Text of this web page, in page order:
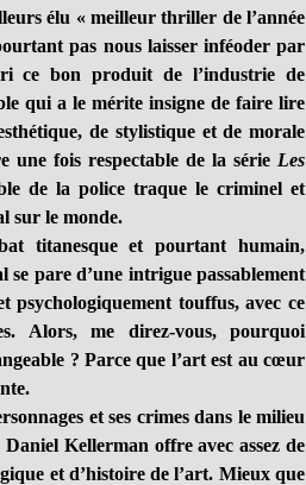
élu « meilleur thriller de l’année
pas nous laisser inféoder par
ce bon produit de l’industrie de
qui a le mérite insigne de faire lire
de stylistique et de morale
une fois respectable de la série Les
de la police traque le criminel et
sur le monde.
titanesque et pourtant humain,
pare d’une intrigue passablement
psychologiquement touffus, avec ce
Alors, me direz-vous, pourquoi
? Parce que l’art est au cœur
et ses crimes dans le milieu
Kellerman offre avec assez de
et d’histoire de l’art. Mieux que